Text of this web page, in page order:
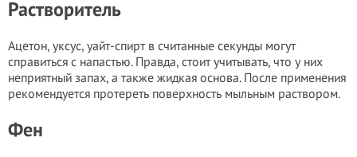
Растворитель
Ацетон, уксус, уайт-спирт в считанные секунды могут
справиться с напастью. Правда, стоит учитывать, что у них
неприятный запах, а также жидкая основа. После применения
рекомендуется протереть поверхность мыльным раствором.
Фен